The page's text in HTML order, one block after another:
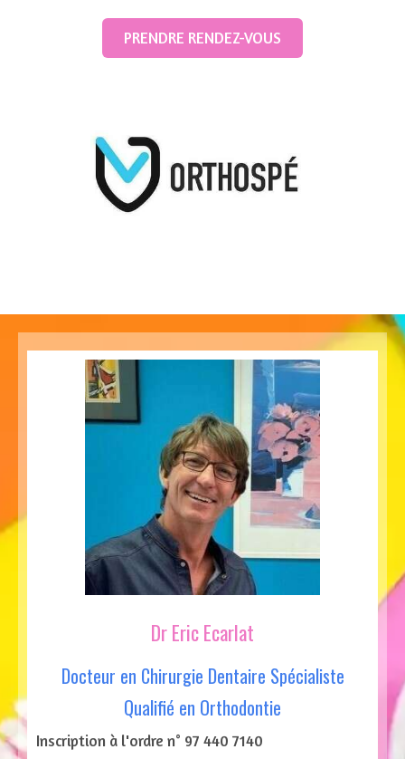
PRENDRE RENDEZ-VOUS
Dr Eric Ecarlat
Docteur en Chirurgie Dentaire Spécialiste
Qualifié en Orthodontie
Inscription à l'ordre n° 97 440 7140